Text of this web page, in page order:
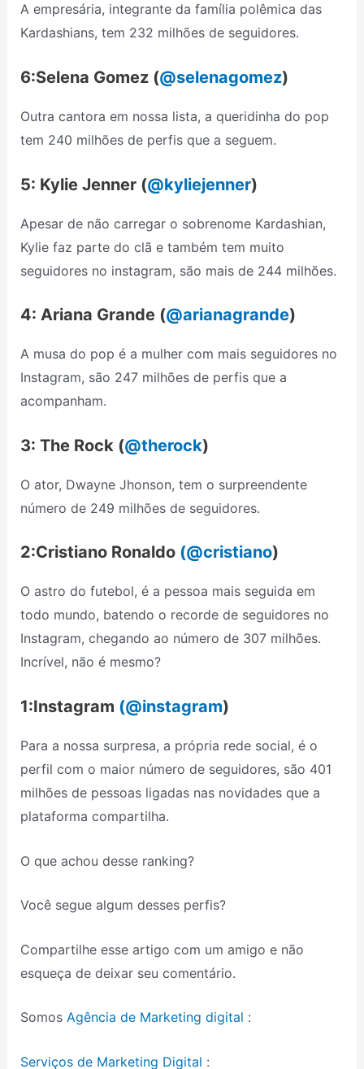
A empresária, integrante da família polêmica das
Kardashians, tem 232 milhões de seguidores.
6:Selena Gomez (@selenagomez)
Outra cantora em nossa lista, a queridinha do pop
tem 240 milhões de perfis que a seguem.
5: Kylie Jenner (@kyliejenner)
Apesar de não carregar o sobrenome Kardashian,
Kylie faz parte do clã e também tem muito
seguidores no instagram, são mais de 244 milhões.
4: Ariana Grande (@arianagrande)
A musa do pop é a mulher com mais seguidores no
Instagram, são 247 milhões de perfis que a
acompanham.
3: The Rock (@therock)
O ator, Dwayne Jhonson, tem o surpreendente
número de 249 milhões de seguidores.
2:Cristiano Ronaldo (@cristiano)
O astro do futebol, é a pessoa mais seguida em
todo mundo, batendo o recorde de seguidores no
Instagram, chegando ao número de 307 milhões.
Incrível, não é mesmo?
1:Instagram (@instagram)
Para a nossa surpresa, a própria rede social, é o
perfil com o maior número de seguidores, são 401
milhões de pessoas ligadas nas novidades que a
plataforma compartilha.
O que achou desse ranking?
Você segue algum desses perfis?
Compartilhe esse artigo com um amigo e não
esqueça de deixar seu comentário.
SomosAgência de Marketing digital :
Serviços de Marketing Digital :